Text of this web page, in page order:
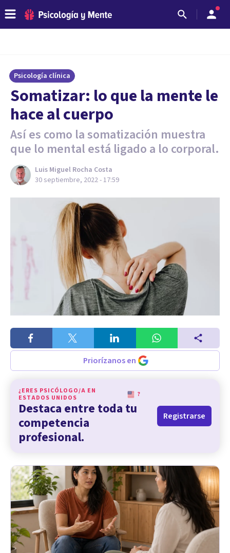
Psicología clínica
Somatizar: lo que la mente le
hace al cuerpo
Así es como la somatización muestra
que lo mental está ligado a lo corporal.
Luis Miguel Rocha Costa
30 septiembre, 2022 - 17:59
Priorízanos en
¿ERES PSICÓLOGO/A EN
ESTADOS UNIDOS
?
Destaca entre toda tu
competencia
profesional.
Registrarse